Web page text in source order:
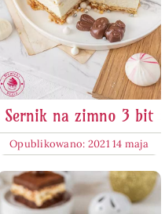
Sernik na zimno 3 bit
Opublikowano: 2021 14 maja